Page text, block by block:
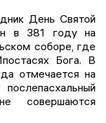
День Святой
в 381 году на
соборе, где
Бога. В
отмечается на
совершаются